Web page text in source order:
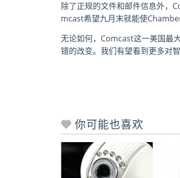
除了正规的文件和邮件信息外
mcast希望九月末就能使
无论如何，Comcast这一美国最
错的改变。我们有望看到更多对
你可能也喜欢